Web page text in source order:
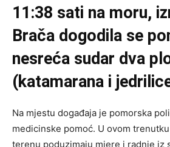
11:38 sati na moru,
Brača dogodila se
nesreća sudar dva
(katamarana i
Na mjestu događaja je pomorska
medicinske pomoć. U ovom
terenu poduzimaju mjere i radnje iz